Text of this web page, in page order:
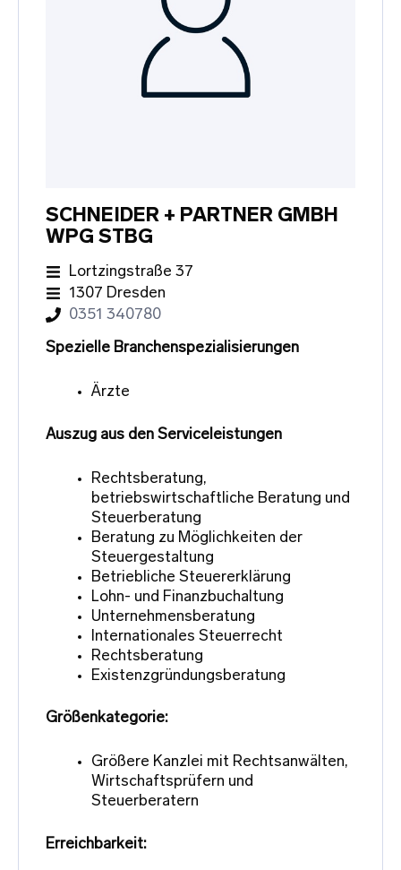
SCHNEIDER + PARTNER GMBH
WPG STBG
Lortzingstraße 37
1307 Dresden
0351 340780
Spezielle Branchenspezialisierungen
Ärzte
Auszug aus den Serviceleistungen
Rechtsberatung,
betriebswirtschaftliche Beratung und
Steuerberatung
Beratung zu Möglichkeiten der
Steuergestaltung
Betriebliche Steuererklärung
Lohn- und Finanzbuchaltung
Unternehmensberatung
Internationales Steuerrecht
Rechtsberatung
Existenzgründungsberatung
Größenkategorie:
Größere Kanzlei mit Rechtsanwälten,
Wirtschaftsprüfern und
Steuerberatern
Erreichbarkeit: